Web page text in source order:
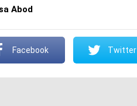
Abod
Facebook Twitter